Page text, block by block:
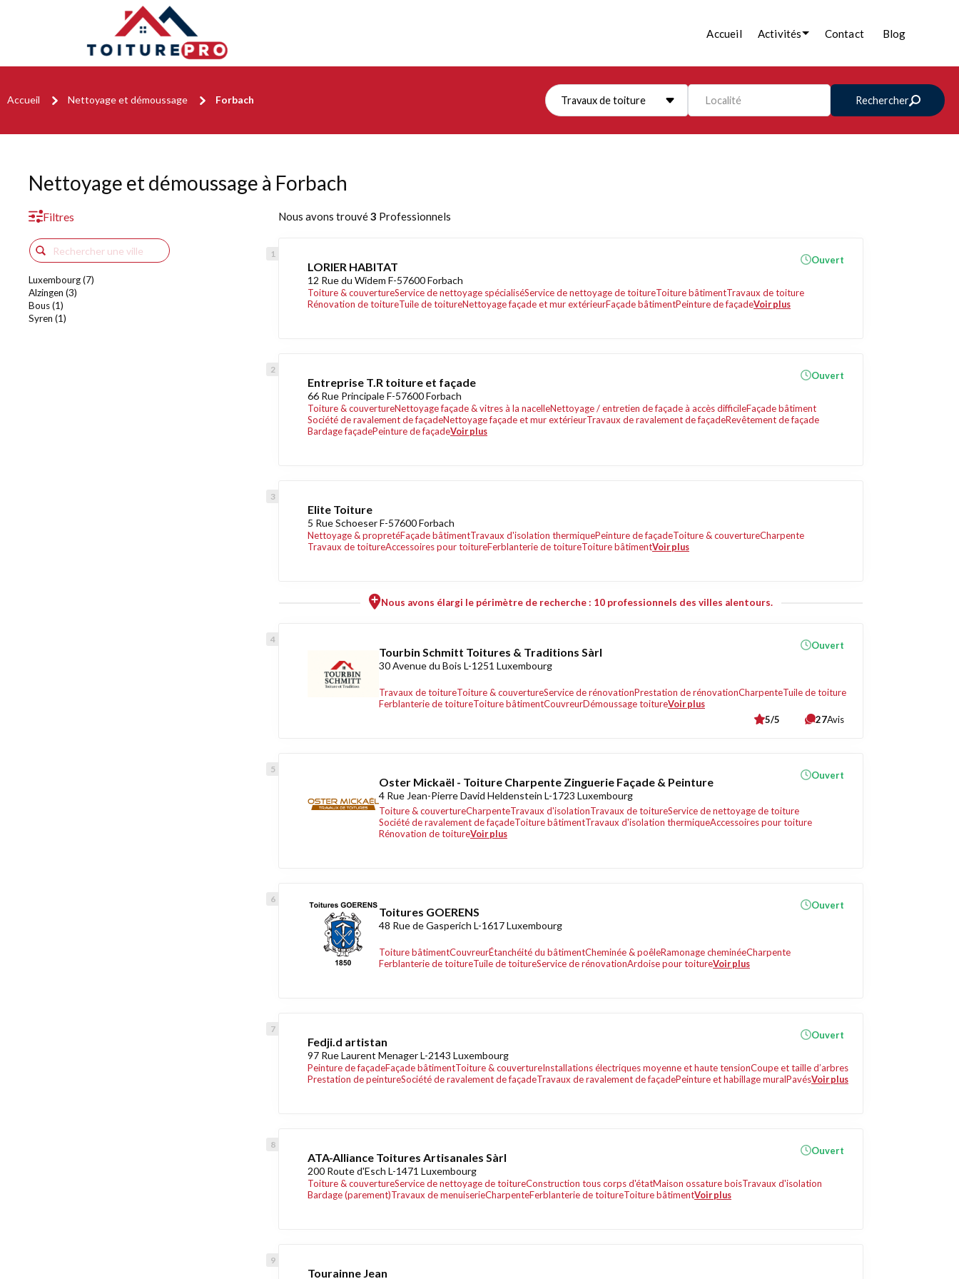
Accueil Activités Contact Blog
Accueil Nettoyage et démoussage Forbach Travaux de toiture Localité Rechercher
Nettoyage et démoussage à Forbach
Filtres
Luxembourg (7)
Alzingen (3)
Bous (1)
Syren (1)
Nous avons trouvé3 Professionnels
LORIER HABITAT
12 Rue du Widem F-57600 Forbach
Toiture & couvertureService de nettoyage spécialiséService de nettoyage de toitureToiture bâtimentTravaux de toiture
Rénovation de toitureTuile de toitureNettoyage façade et mur extérieurFaçade bâtimentPeinture de façadeVoir plus
Ouvert
Entreprise T.R toiture et façade
66 Rue Principale F-57600 Forbach
Toiture & couvertureNettoyage façade & vitres à la nacelleNettoyage / entretien de façade à accès difficileFaçade bâtiment
Société de ravalement de façadeNettoyage façade et mur extérieurTravaux de ravalement de façadeRevêtement de façade
Bardage façadePeinture de façadeVoir plus
Ouvert
Elite Toiture
5 Rue Schoeser F-57600 Forbach
Nettoyage & propretéFaçade bâtimentTravaux d'isolation thermiquePeinture de façadeToiture & couvertureCharpente
Travaux de toitureAccessoires pour toitureFerblanterie de toitureToiture bâtimentVoir plus
Nous avons élargi le périmètre de recherche : 10 professionnels des villes alentours.
Tourbin Schmitt Toitures & Traditions Sàrl
30 Avenue du Bois L-1251 Luxembourg
Travaux de toitureToiture & couvertureService de rénovationPrestation de rénovationCharpenteTuile de toiture
Ferblanterie de toitureToiture bâtimentCouvreurDémoussage toitureVoir plus
Ouvert
5/5 27Avis
Oster Mickaël - Toiture Charpente Zinguerie Façade & Peinture
4 Rue Jean-Pierre David Heldenstein L-1723 Luxembourg
Toiture & couvertureCharpenteTravaux d'isolationTravaux de toitureService de nettoyage de toiture
Société de ravalement de façadeToiture bâtimentTravaux d'isolation thermiqueAccessoires pour toiture
Rénovation de toitureVoir plus
Ouvert
Toitures GOERENS
48 Rue de Gasperich L-1617 Luxembourg
Toiture bâtimentCouvreurÉtanchéité du bâtimentCheminée & poêleRamonage cheminéeCharpente
Ferblanterie de toitureTuile de toitureService de rénovationArdoise pour toitureVoir plus
Ouvert
Fedji.d artistan
97 Rue Laurent Menager L-2143 Luxembourg
Peinture de façadeFaçade bâtimentToiture & couvertureInstallations électriques moyenne et haute tensionCoupe et taille d’arbres
Prestation de peintureSociété de ravalement de façadeTravaux de ravalement de façadePeinture et habillage muralPavésVoir plus
Ouvert
ATA-Alliance Toitures Artisanales Sàrl
200 Route d'Esch L-1471 Luxembourg
Toiture & couvertureService de nettoyage de toitureConstruction tous corps d'étatMaison ossature boisTravaux d'isolation
Bardage (parement)Travaux de menuiserieCharpenteFerblanterie de toitureToiture bâtimentVoir plus
Ouvert
Tourainne Jean